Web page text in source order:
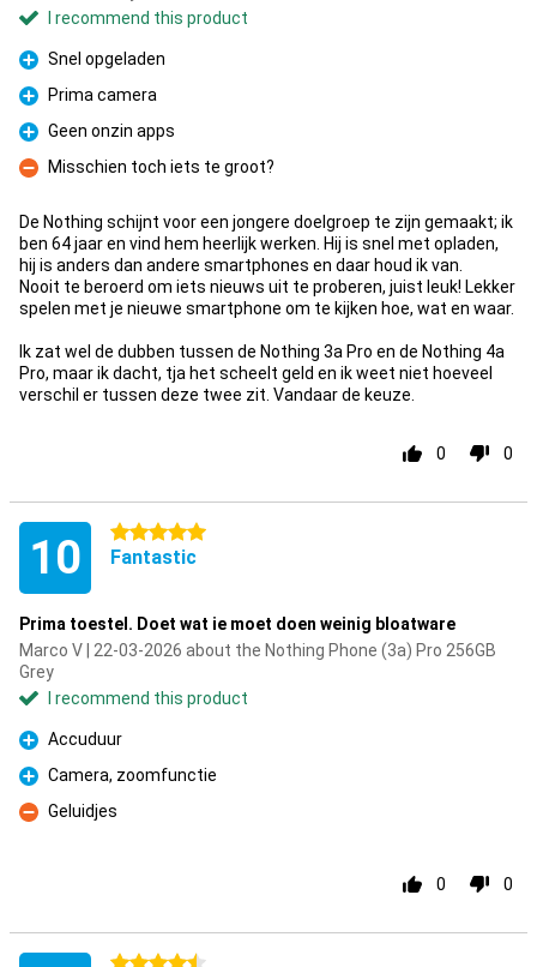
I recommend this product
Pro
Snel opgeladen
Pro
Prima camera
Pro
Geen onzin apps
Con
Misschien toch iets te groot?
De Nothing schijnt voor een jongere doelgroep te zijn gemaakt; ik
ben 64 jaar en vind hem heerlijk werken. Hij is snel met opladen,
hij is anders dan andere smartphones en daar houd ik van.
Nooit te beroerd om iets nieuws uit te proberen, juist leuk! Lekker
spelen met je nieuwe smartphone om te kijken hoe, wat en waar.
Ik zat wel de dubben tussen de Nothing 3a Pro en de Nothing 4a
Pro, maar ik dacht, tja het scheelt geld en ik weet niet hoeveel
verschil er tussen deze twee zit. Vandaar de keuze.
0 0
10 5 stars
Fantastic
Prima toestel. Doet wat ie moet doen weinig bloatware
Marco V | 22-03-2026 about the Nothing Phone (3a) Pro 256GB
Grey
I recommend this product
Pro
Accuduur
Pro
Camera, zoomfunctie
Con
Geluidjes
0 0